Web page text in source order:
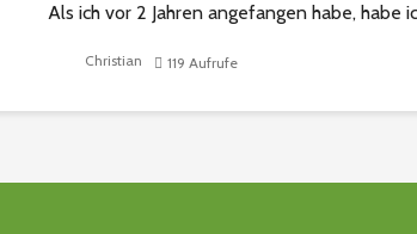
Als ich vor 2 Jahren angefangen habe, habe
Senioren, spezialisiert, da oftmals die ältere
wird und in Vergessenheit gerät...
Christian 119 Aufrufe